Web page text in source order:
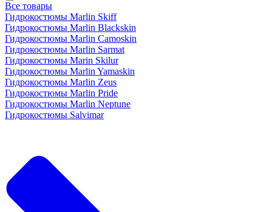
Все товары
Гидрокостюмы Marlin Skiff
Гидрокостюмы Marlin Blackskin
Гидрокостюмы Marlin Camoskin
Гидрокостюмы Marlin Sarmat
Гидрокостюмы Marin Skilur
Гидрокостюмы Marlin Yamaskin
Гидрокостюмы Marlin Zeus
Гидрокостюмы Marlin Pride
Гидрокостюмы Marlin Neptune
Гидрокостюмы Salvimar